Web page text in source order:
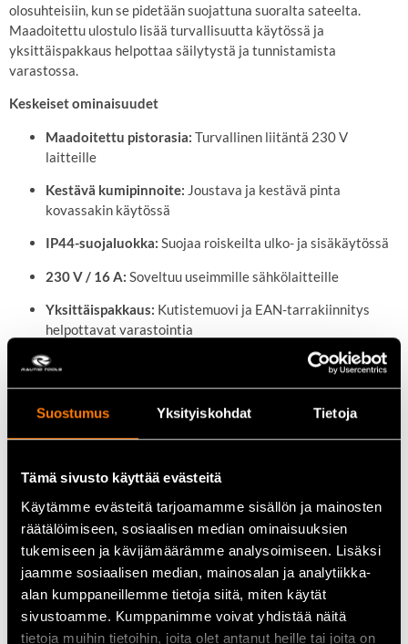
Suostumus Yksityiskohdat Tietoja
Tämä sivusto käyttää evästeitä
Käytämme evästeitä tarjoamamme sisällön ja mainosten
räätälöimiseen, sosiaalisen median ominaisuuksien
tukemiseen ja kävijämäärämme analysoimiseen. Lisäksi
jaamme sosiaalisen median, mainosalan ja analytiikka-
alan kumppaneillemme tietoja siitä, miten käytät
sivustoamme. Kumppanimme voivat yhdistää näitä
tietoja muihin tietoihin, joita olet antanut heille tai joita on
olosuhteisiin, kun se pidetään suojattuna suoralta sateelta.
Maadoitettu ulostulo lisää turvallisuutta käytössä ja
yksittäispakkaus helpottaa säilytystä ja tunnistamista
varastossa.
Keskeiset ominaisuudet
Maadoitettu pistorasia: Turvallinen liitäntä 230 V
laitteille
Kestävä kumipinnoite: Joustava ja kestävä pinta
kovassakin käytössä
IP44-suojaluokka: Suojaa roiskeilta ulko- ja sisäkäytössä
230 V / 16 A: Soveltuu useimmille sähkölaitteille
Yksittäispakkaus: Kutistemuovi ja EAN-tarrakiinnitys
helpottavat varastointia
Suojausluokka:IP44
Tuotekoodi: CRX4008
Pakkaus:Yksittäin kutistemuoviin pakattu